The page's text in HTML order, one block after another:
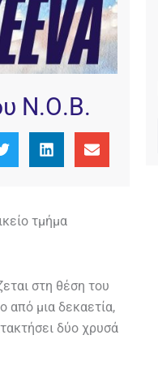
Ν.Ο.Β.
τμήμα
στη θέση του
από μια δεκαετία,
δύο χρυσά